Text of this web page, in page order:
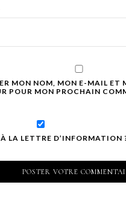
MON NOM, MON E-MAIL ET
POUR MON PROCHAIN
LA LETTRE D’INFORMATION